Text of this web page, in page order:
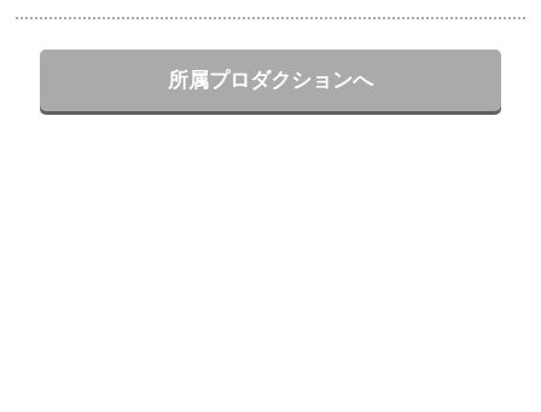
所属プロダクションへ